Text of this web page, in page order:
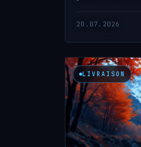
20.07.2026
LIVRAISON